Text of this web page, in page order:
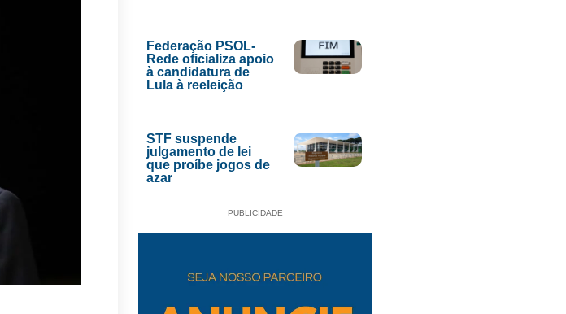
Federação PSOL-
Rede oficializa apoio
à candidatura de
Lula à reeleição
STF suspende
julgamento de lei
que proíbe jogos de
azar
PUBLICIDADE